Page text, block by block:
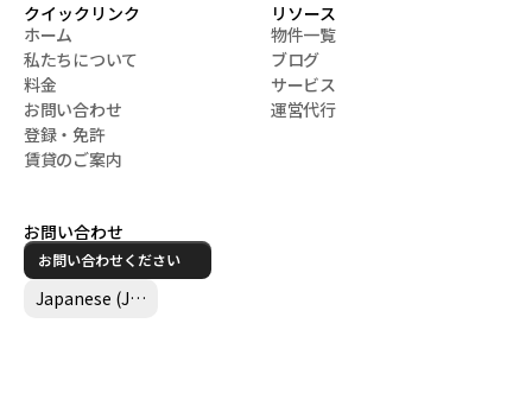
クイックリンク
ホーム
ホーム
私たちについて
私たちについて
料金
料金
お問い合わせ
お問い合わせ
登録・免許
登録・免許
賃貸のご案内
リソース
物件一覧
物件一覧
ブログ
ブログ
サービス
サービス
運営代行
お問い合わせ
お問い合わせください
Select LanguageJapanese (Japan)